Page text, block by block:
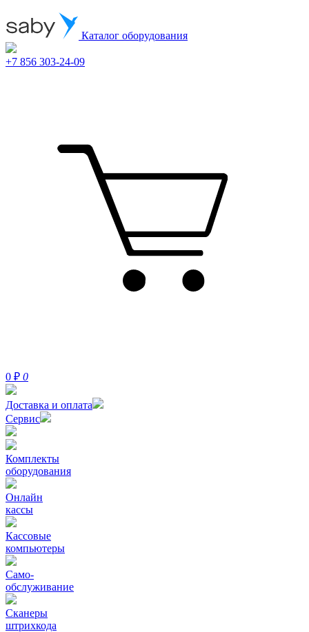
Каталог оборудования
+7 856 303-24-09
0 ₽ 0
Доставка и оплата
Сервис
Комплекты
оборудования
Онлайн
кассы
Кассовые
компьютеры
Само-
обслуживание
Сканеры
штрихкода